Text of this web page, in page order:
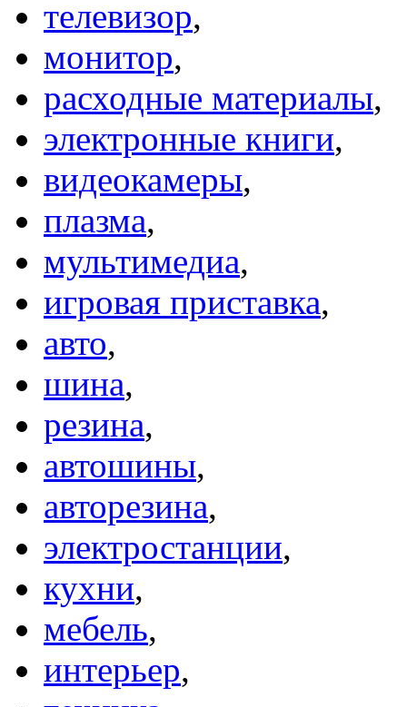
телевизор,
монитор,
расходные материалы,
электронные книги,
видеокамеры,
плазма,
мультимедиа,
игровая приставка,
авто,
шина,
резина,
автошины,
авторезина,
электростанции,
кухни,
мебель,
интерьер,